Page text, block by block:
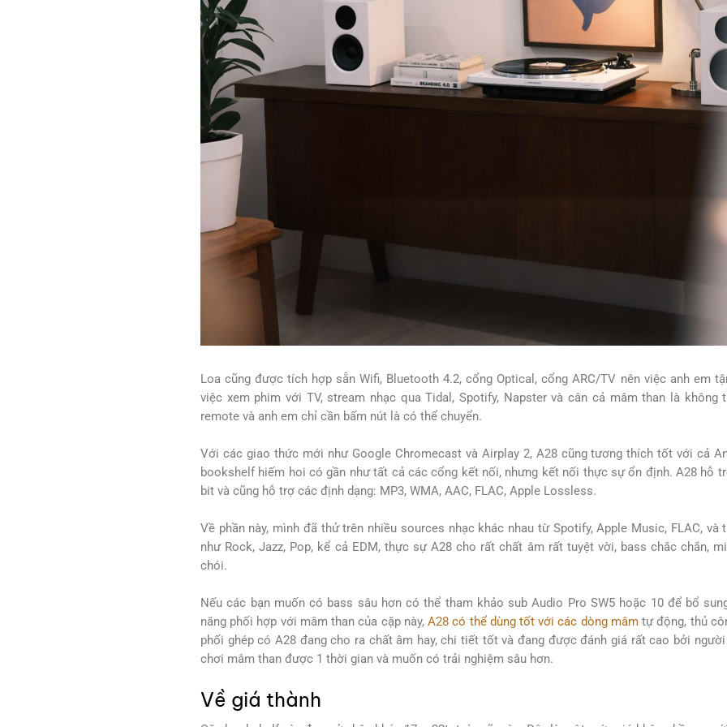
Loa cũng được tích hợp sẵn Wifi, Bluetooth 4.2, cổng Optical, cổng ARC/TV nên việc anh em
việc xem phim với TV, stream nhạc qua Tidal, Spotify, Napster và cân cả mâm than là
remote và anh em chỉ cần bấm nút là có thể chuyển.
Với các giao thức mới như Google Chromecast và Airplay 2, A28 cũng tương thích tốt với cả
bookshelf hiếm hoi có gần như tất cả các cổng kết nối, nhưng kết nối thực sự ổn định. A28 hỗ
bit và cũng hỗ trợ các định dạng: MP3, WMA, AAC, FLAC, Apple Lossless.
Về phần này, mình đã thử trên nhiều sources nhạc khác nhau từ Spotify, Apple Music, FLAC, và
như Rock, Jazz, Pop, kể cả EDM, thực sự A28 cho rất chất âm rất tuyệt vời, bass chắc chắn,
chói.
Nếu các bạn muốn có bass sâu hơn có thể tham khảo sub Audio Pro SW5 hoặc 10 để bổ
năng phối hợp với mâm than của cặp này,A28 có thể dùng tốt với các dòng mâmtự động, thủ
phối ghép có A28 đang cho ra chất âm hay, chi tiết tốt và đang được đánh giá rất cao bởi
chơi mâm than được 1 thời gian và muốn có trải nghiệm sâu hơn.
Về giá thành